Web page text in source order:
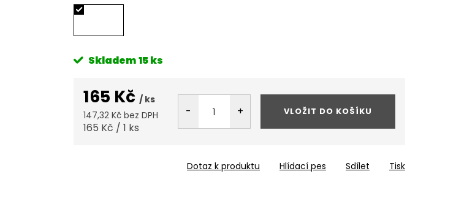
Skladem15 ks
165 Kč / ks
147,32 Kč bez DPH
Měrná
165 Kč / 1 ks
VLOŽIT DO KOŠÍKU
Tisk
Dotaz k produktu Hlídací pes Sdílet